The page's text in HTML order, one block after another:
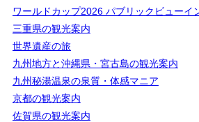
ワールドカップ2026 パブリックビューイ
三重県の観光案内
世界遺産の旅
九州地方と沖縄県・宮古島の観光案内
九州秘湯温泉の泉質・体感マニア
京都の観光案内
佐賀県の観光案内